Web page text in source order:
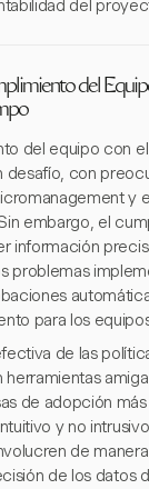
del
del
del equipo con
desafío, con
y
embargo, el
información
problemas
para los
de las
de adopción
y no
de
de los datos